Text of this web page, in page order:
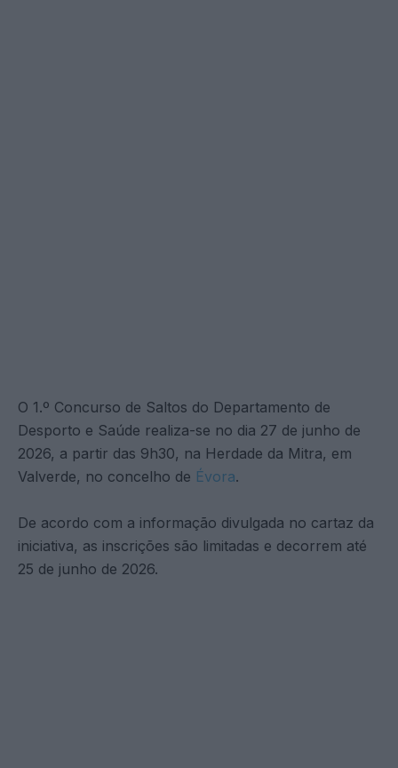
O 1.º Concurso de Saltos do Departamento de
Desporto e Saúde realiza-se no dia 27 de junho de
2026, a partir das 9h30, na Herdade da Mitra, em
Valverde, no concelho de Évora.
De acordo com a informação divulgada no cartaz da
iniciativa, as inscrições são limitadas e decorrem até
25 de junho de 2026.